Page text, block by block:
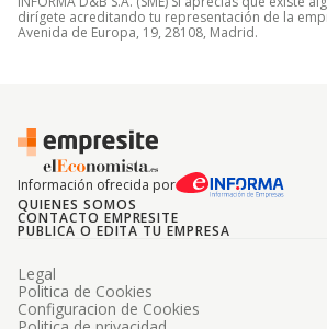
dirígete acreditando tu representación de la
Avenida de Europa, 19, 28108, Madrid.
Información ofrecida por
QUIENES SOMOS
CONTACTO EMPRESITE
PUBLICA O EDITA TU EMPRESA
Legal
Politica de Cookies
Configuracion de Cookies